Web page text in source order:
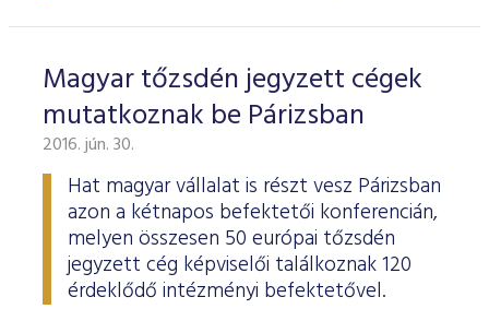
Magyar tőzsdén jegyzett cégek
mutatkoznak be Párizsban
2016. jún. 30.
Hat magyar vállalat is részt vesz Párizsban
azon a kétnapos befektetői konferencián,
melyen összesen 50 európai tőzsdén
jegyzett cég képviselői találkoznak 120
érdeklődő intézményi befektetővel.